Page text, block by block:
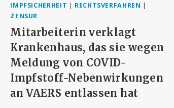
IMPFSICHERHEIT | RECHTSVERFAHREN |
ZENSUR
Mitarbeiterin verklagt
Krankenhaus, das sie wegen
Meldung von COVID-
Impfstoff-Nebenwirkungen
an VAERS entlassen hat